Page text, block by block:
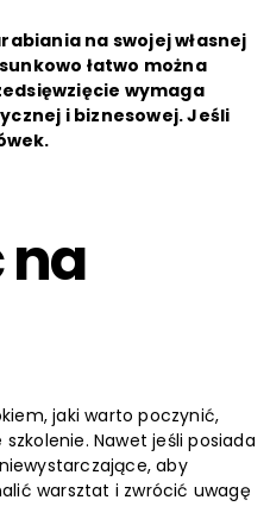
na swojej własnej
łatwo można
wymaga
i biznesowej. Jeśli
na
jaki warto poczynić,
Nawet jeśli posiada
aby
warsztat i zwrócić uwagę